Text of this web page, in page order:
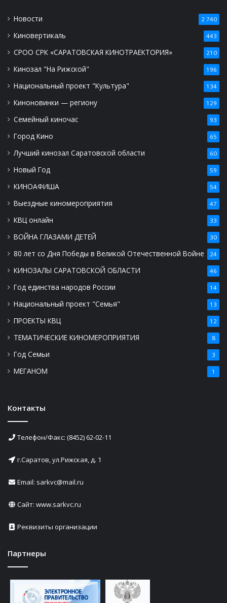
Новости 2 740
Киновертикаль 443
СРОО СРК «САРАТОВСКАЯ КИНОТРАЕКТОРИЯ» 210
Кинозал "На Рижской" 196
Национальный проект "Культура" 134
Киноновинки — региону 129
Семейный киночас 93
Город Кино 65
Лучший кинозал Саратовской области 60
Новый Год 59
КИНОАФИША 54
Выездные киномероприятия 47
КВЦ онлайн 33
ВОЙНА ГЛАЗАМИ ДЕТЕЙ 30
80 лет со Дня Победы в Великой Отечественной Войне 24
КИНОЗАЛЫ САРАТОВСКОЙ ОБЛАСТИ 46
Год единства народов России 14
Национальный проект "Семья" 13
ПРОЕКТЫ КВЦ 12
ТЕМАТИЧЕСКИЕ КИНОМЕРОПРИЯТИЯ 8
Год Семьи 3
МЕГАНОМ 1
Контакты
Телефон/Факс: (8452) 62-02-11
г.Саратов, ул.Рижская, д. 1
Email: sarkvc@mail.ru
Сайт: www.sarkvc.ru
Реквизиты организации
Партнеры